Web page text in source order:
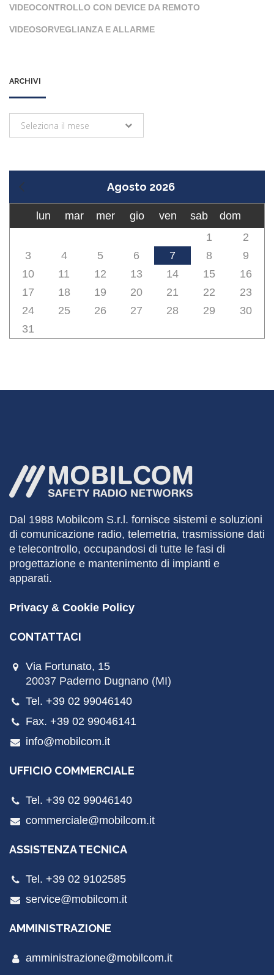
VIDEOCONTROLLO CON DEVICE DA REMOTO
VIDEOSORVEGLIANZA E ALLARME
ARCHIVI
Archivi
Seleziona il mese
Agosto 2026
lun mar mer gio ven sab
dom
1
2
3
4 5 6 7 8
9
10
11 12 13 14 15
16
17
18 19 20 21 22
23
24
25 26 27 28 29
30
31
Dal 1988 Mobilcom S.r.l. fornisce sistemi e soluzioni
di comunicazione radio, telemetria, trasmissione dati
e telecontrollo, occupandosi di tutte le fasi di
progettazione e mantenimento di impianti e
apparati.
Privacy & Cookie Policy
CONTATTACI
Via Fortunato, 15
20037 Paderno Dugnano (MI)
Tel. +39 02 99046140
Fax. +39 02 99046141
info@mobilcom.it
UFFICIO COMMERCIALE
Tel. +39 02 99046140
commerciale@mobilcom.it
ASSISTENZA TECNICA
Tel. +39 02 9102585
service@mobilcom.it
AMMINISTRAZIONE
amministrazione@mobilcom.it